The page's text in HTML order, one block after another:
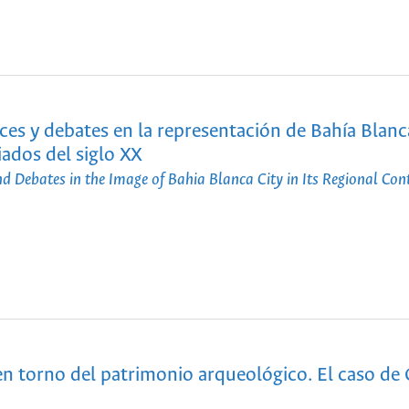
y debates en la representación de Bahía
del siglo XX
Debates in the Image of Bahia Blanca City in Its Regional
torno del patrimonio arqueológico. El caso de